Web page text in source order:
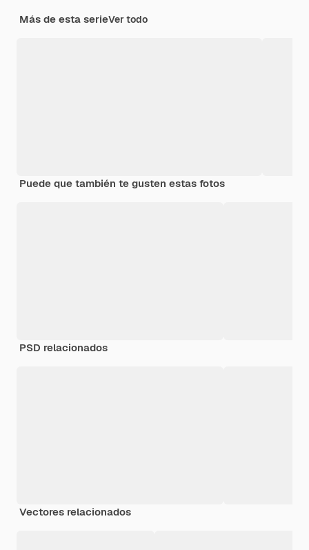
Más de esta serieVer todo
Puede que también te gusten estas fotos
PSD relacionados
Vectores relacionados